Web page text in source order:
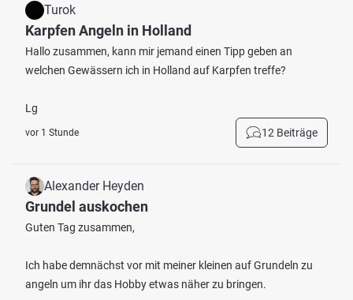
Turok
Karpfen Angeln in Holland
Hallo zusammen, kann mir jemand einen Tipp geben an
welchen Gewässern ich in Holland auf Karpfen treffe?
Lg
vor 1 Stunde 12 Beiträge
Alexander Heyden
Grundel auskochen
Guten Tag zusammen,
Ich habe demnächst vor mit meiner kleinen auf Grundeln zu
angeln um ihr das Hobby etwas näher zu bringen.